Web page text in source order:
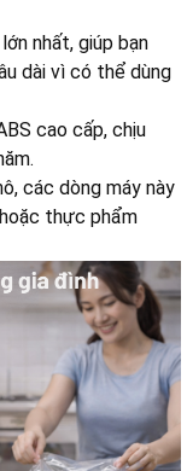
nhất, giúp bạn
dài vì có thể dùng
cao cấp, chịu
các dòng máy này
thực phẩm